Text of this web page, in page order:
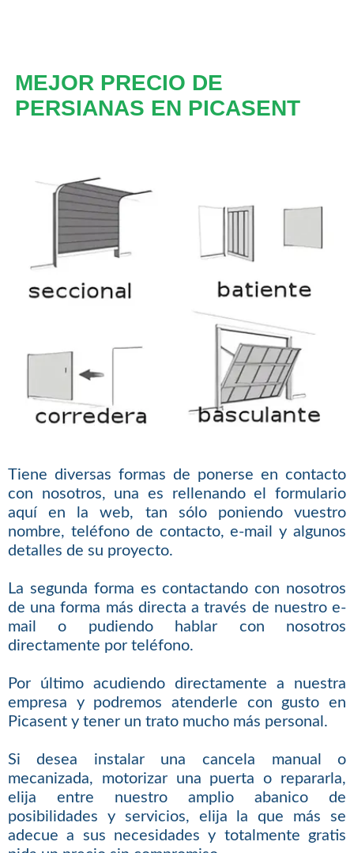
MEJOR PRECIO DE
PERSIANAS EN PICASENT
Tiene diversas formas de ponerse en contacto
con nosotros, una es rellenando el formulario
aquí en la web, tan sólo poniendo vuestro
nombre, teléfono de contacto, e-mail y algunos
detalles de su proyecto.
La segunda forma es contactando con nosotros
de una forma más directa a través de nuestro e-
mail o pudiendo hablar con nosotros
directamente por teléfono.
Por último acudiendo directamente a nuestra
empresa y podremos atenderle con gusto en
Picasent y tener un trato mucho más personal.
Si desea instalar una cancela manual o
mecanizada, motorizar una puerta o repararla,
elija entre nuestro amplio abanico de
posibilidades y servicios, elija la que más se
adecue a sus necesidades y totalmente gratis